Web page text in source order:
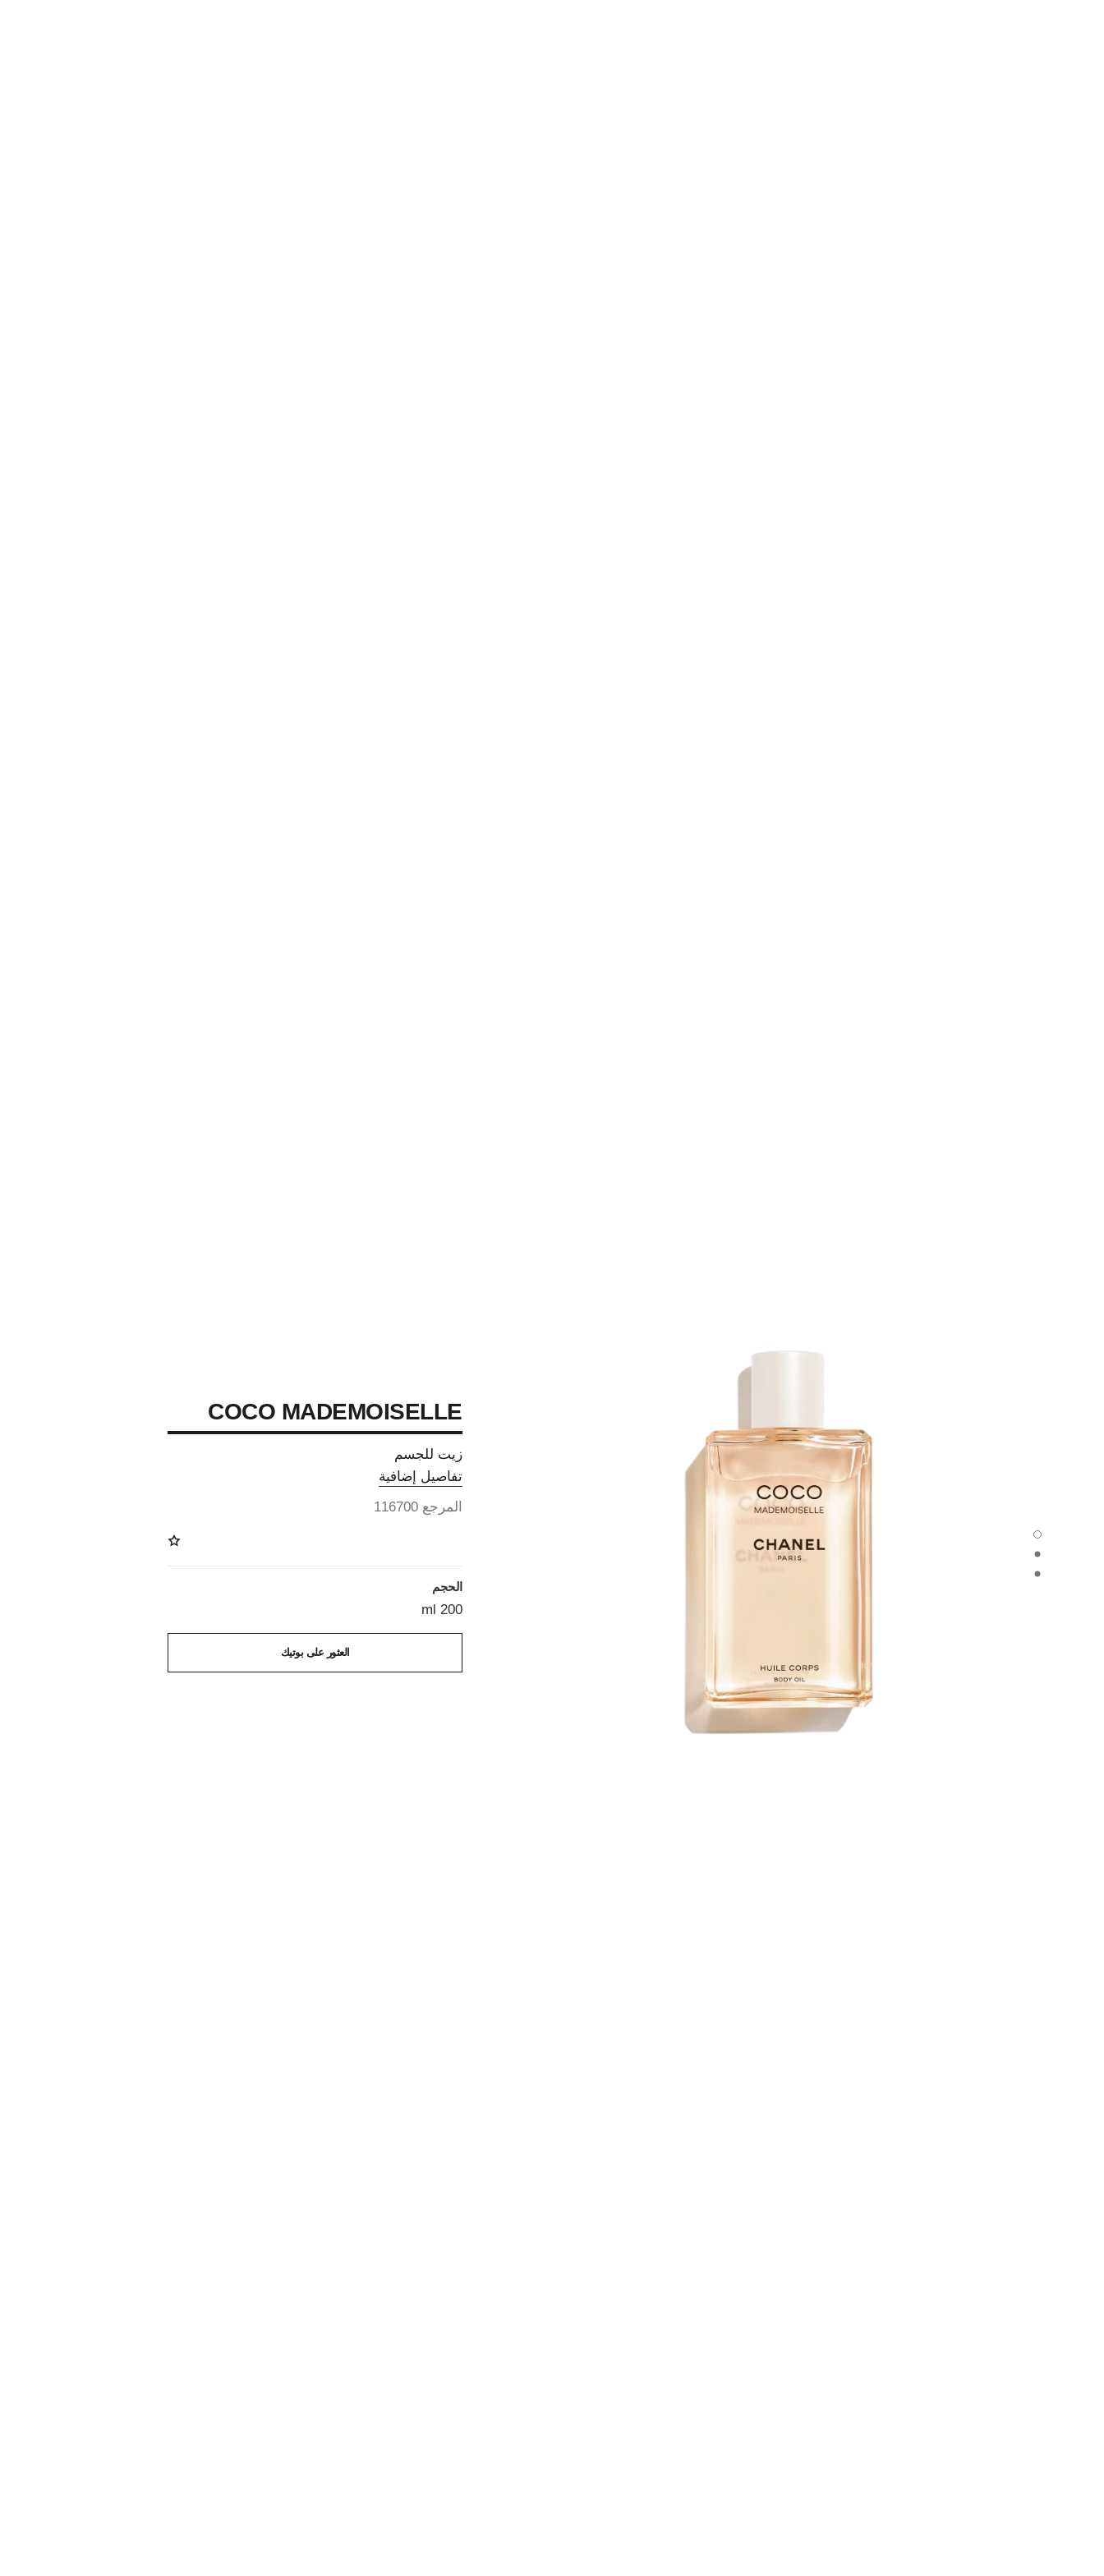
COCO MADEMOISELLE - العرض الافتراضي
COCO MADEMOISELLE - العرض البديل 1
COCO MADEMOISELLE - عرض المواد الأساسية
COCO MADEMOISELLE
زيت للجسم
تفاصيل إضافية
المرجع 116700
الحجم
200 ml
العثور على بوتيك